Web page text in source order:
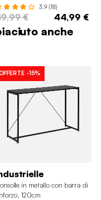
3.9 (18)
€ 44,99 €
anche
-15%
in metallo con barra di
120cm